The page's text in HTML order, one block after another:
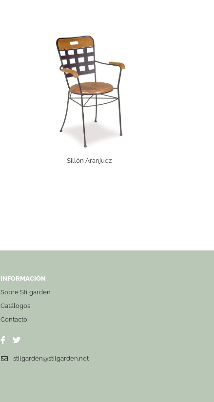
Sillón Aranjuez
INFORMACIÓN
Sobre Stilgarden
Catálogos
Contacto
stilgarden@stilgarden.net